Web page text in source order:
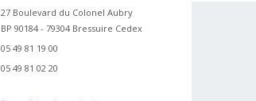
27 Boulevard du Colonel Aubry
BP 90184 - 79304 Bressuire Cedex
05 49 81 19 00
05 49 81 02 20